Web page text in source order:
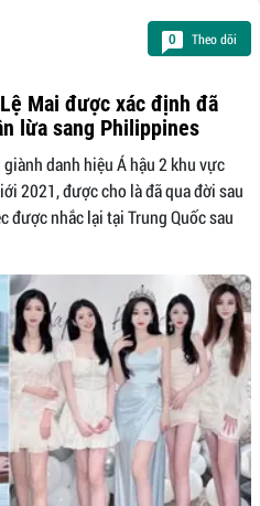
0 Theo dõi
Mai được xác định đã
lừa sang Philippines
danh hiệu Á hậu 2 khu vực
2021, được cho là đã qua đời sau
được nhắc lại tại Trung Quốc sau